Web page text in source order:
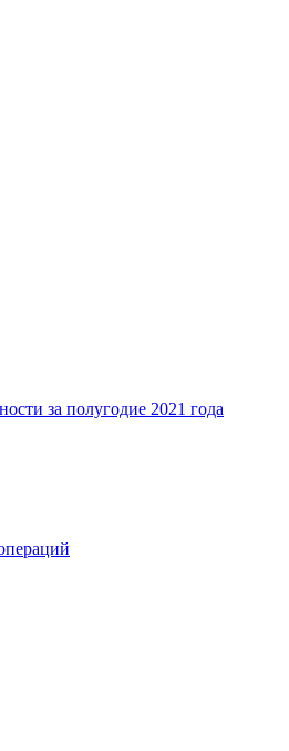
за полугодие 2021 года